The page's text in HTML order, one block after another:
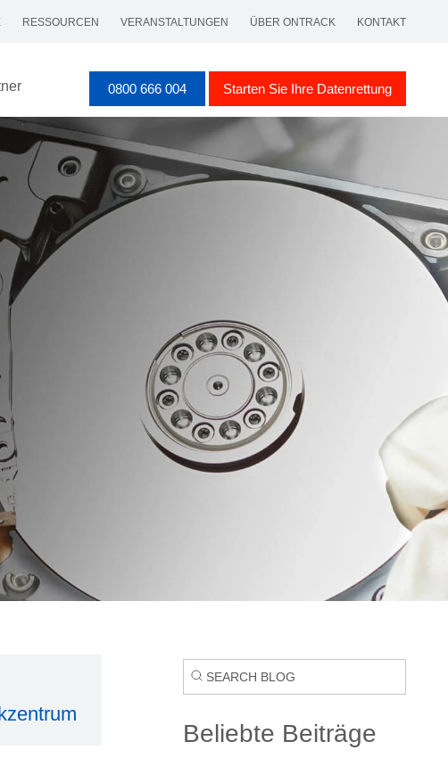
RESSOURCEN VERANSTALTUNGEN ÜBER ONTRACK KONTAKT
0800 666 004 Starten Sie Ihre Datenrettung
Beliebte Beiträge